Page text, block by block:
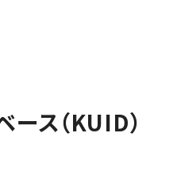
ス（KUID）